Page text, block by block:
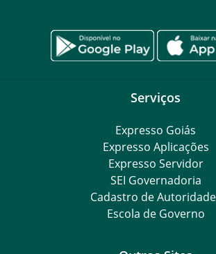
Serviços
Expresso Goiás
Expresso Aplicações
Expresso Servidor
SEI Governadoria
Cadastro de
Escola de Governo